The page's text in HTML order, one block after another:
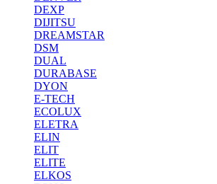
DEXP
DIJITSU
DREAMSTAR
DSM
DUAL
DURABASE
DYON
E-TECH
ECOLUX
ELETRA
ELIN
ELIT
ELITE
ELKOS